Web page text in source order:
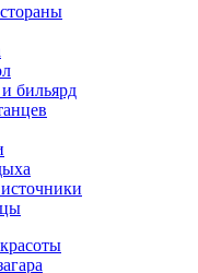
бильярд